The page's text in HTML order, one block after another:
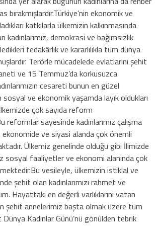
bırakmışlardır.Türkiye’nin ekonomik ve
katkılarla ülkemizin kalkınmasında
demokrasi ve bağımsızlık
fedakârlık ve kararlılıkla tüm dünya
Terörle mücadelede evlatlarını şehit
ve 15 Temmuz’da korkusuzca
cesareti bunun en güzel
sosyal ve ekonomik yaşamda layık oldukları
çok sayıda reform
sayesinde kadınlarımız çalışma
ve siyasi alanda çok önemli
Ülkemiz genelinde olduğu gibi İlimizde
sosyal faaliyetler ve ekonomi alanında çok
vesileyle, ülkemizin istiklal ve
şehit olan kadınlarımızı rahmet ve
Hayattaki en değerli varlıklarını vatan
şehit annelerimiz başta olmak üzere tüm
Dünya Kadınlar Günü’nü gönülden tebrik